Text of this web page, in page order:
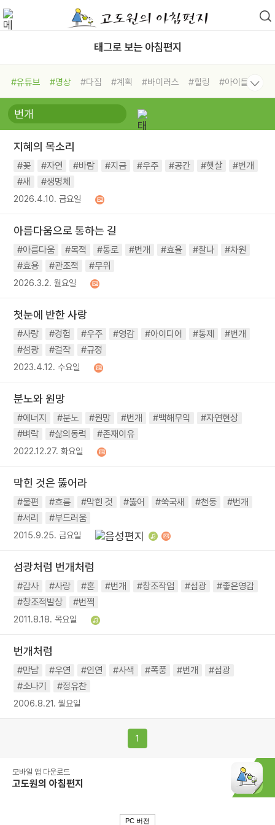
태그로 보는 아침편지
#유튜브 #명상 #다짐 #계획 #바이러스 #힐링
#아이들
#비전캠프
#독서캠프 #삶
#희망
#나눔 #친구 #링컨학교
#독서
#건강
지혜의 목소리
#꽃 #자연 #바람 #지금 #우주 #공간 #햇살
#번개
#새
#생명체
2026.4.10. 금요일
아름다움으로 통하는 길
#아름다움 #목적 #통로 #번개 #효율 #찰나
#차원
#효용
#관조적 #무위
2026.3.2. 월요일
첫눈에 반한 사랑
#사랑 #경험 #우주 #영감 #아이디어 #통제
#번개
#섬광
#걸작 #규정
2023.4.12. 수요일
분노와 원망
#에너지 #분노 #원망 #번개 #백해무익
#자연현상
#벼락
#삶의동력 #존재이유
2022.12.27. 화요일
막힌 것은 뚫어라
#불편 #흐름 #막힌 것 #뚫어 #쑥국새 #천둥
#번개
#서리
#부드러움
2015.9.25. 금요일
섬광처럼 번개처럼
#감사 #사랑 #혼 #번개 #창조작업 #섬광
#좋은영감
#창조적발상
#번쩍
2011.8.18. 목요일
번개처럼
#만남 #우연 #인연 #사색 #폭풍 #번개
#섬광
#소나기
#정유찬
2006.8.21. 월요일
1
모바일 앱 다운로드
고도원의 아침편지
PC 버전